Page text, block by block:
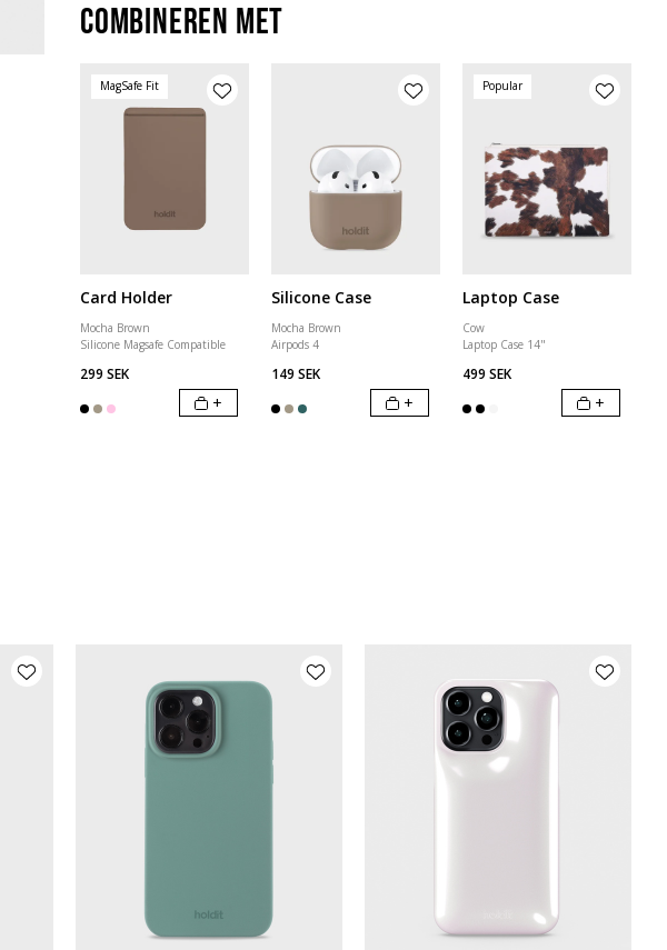
Combineren met
MagSafe Fit
Card Holder
Mocha Brown
Silicone Magsafe Compatible
299 SEK
+
Silicone Case
Mocha Brown
Airpods 4
149 SEK
+
Popular
Laptop Case
Cow
Laptop Case 14"
499 SEK
+